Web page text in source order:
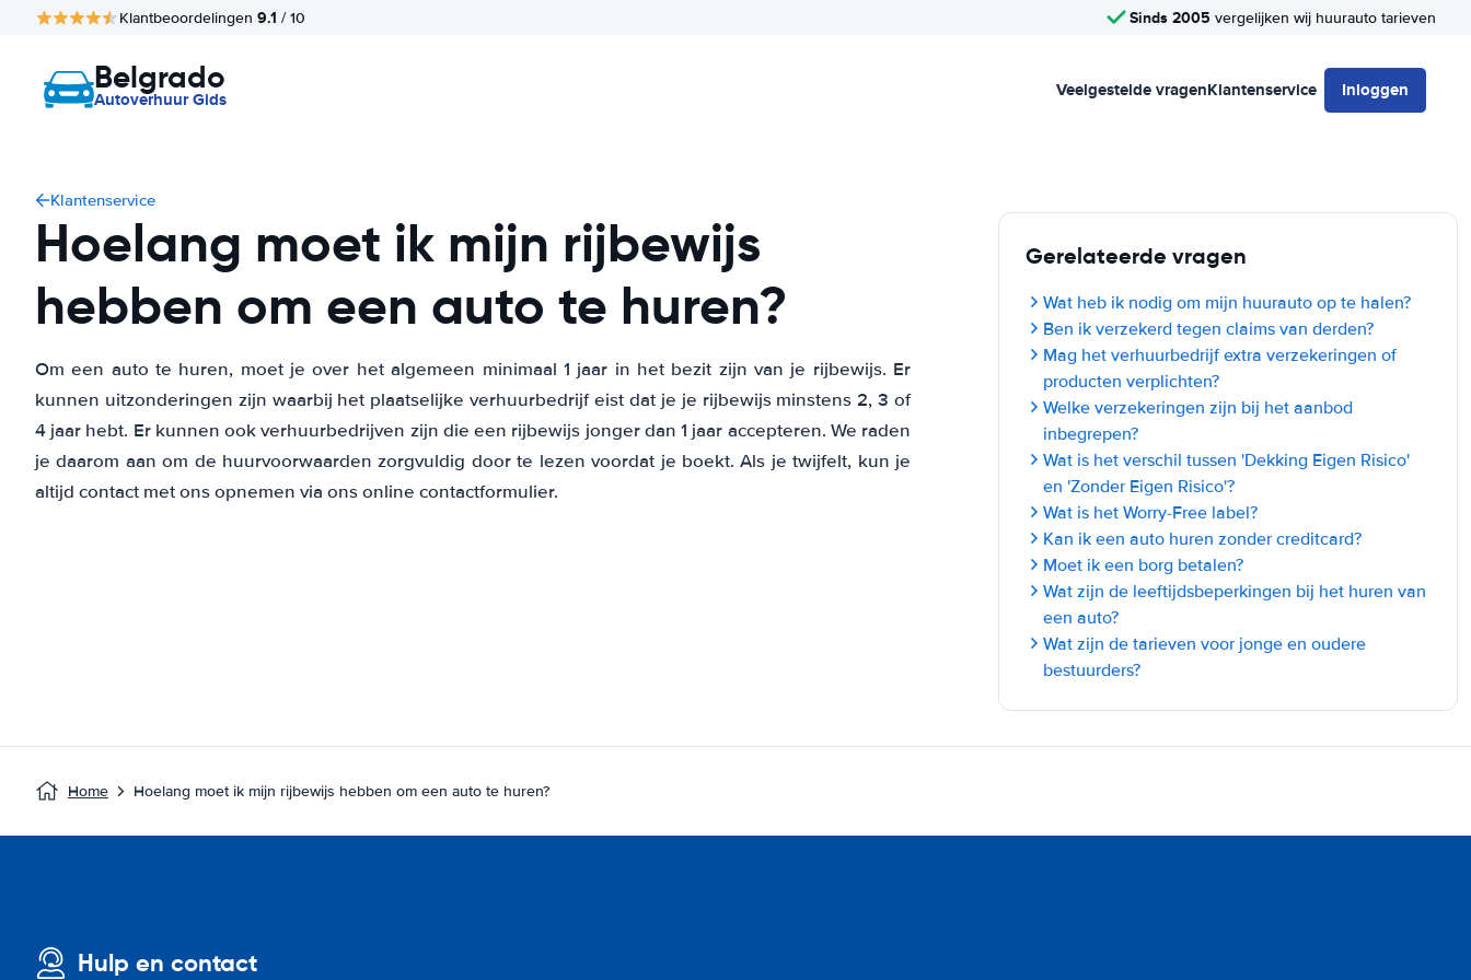
Klantbeoordelingen 9.1 / 10 Sinds 2005 vergelijken wij huurauto tarieven
Belgrado
Autoverhuur Gids Veelgestelde vragenKlantenservice Inloggen
Klantenservice
Hoelang moet ik mijn rijbewijs
hebben om een auto te huren?
Om een auto te huren, moet je over het algemeen minimaal 1 jaar in het bezit zijn van je rijbewijs. Er
kunnen uitzonderingen zijn waarbij het plaatselijke verhuurbedrijf eist dat je je rijbewijs minstens 2, 3 of
4 jaar hebt. Er kunnen ook verhuurbedrijven zijn die een rijbewijs jonger dan 1 jaar accepteren. We raden
je daarom aan om de huurvoorwaarden zorgvuldig door te lezen voordat je boekt. Als je twijfelt, kun je
altijd contact met ons opnemen via ons online contactformulier.
Gerelateerde vragen
Wat heb ik nodig om mijn huurauto op te halen?
Ben ik verzekerd tegen claims van derden?
Mag het verhuurbedrijf extra verzekeringen of
producten verplichten?
Welke verzekeringen zijn bij het aanbod
inbegrepen?
Wat is het verschil tussen 'Dekking Eigen Risico'
en 'Zonder Eigen Risico'?
Wat is het Worry-Free label?
Kan ik een auto huren zonder creditcard?
Moet ik een borg betalen?
Wat zijn de leeftijdsbeperkingen bij het huren van
een auto?
Wat zijn de tarieven voor jonge en oudere
bestuurders?
Home Hoelang moet ik mijn rijbewijs hebben om een auto te huren?
Hulp en contact